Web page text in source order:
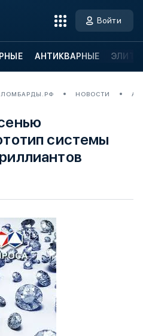
Войти
АНТИКВАРНЫЕ
ЛОМБАРДЫ.РФ НОВОСТИ
системы